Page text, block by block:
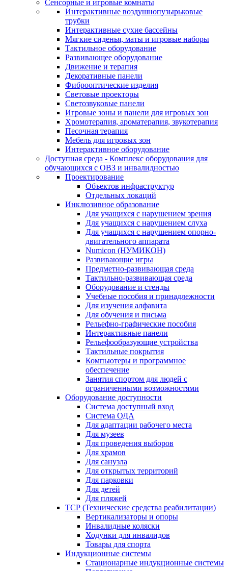
Сенсорные и игровые комнаты
Интерактивные воздушнопузырьковые
трубки
Интерактивные сухие бассейны
Мягкие сиденья, маты и игровые наборы
Тактильное оборудование
Развивающее оборудование
Движение и терапия
Декоративные панели
Фиброоптические изделия
Световые проекторы
Светозвуковые панели
Игровые зоны и панели для игровых зон
Хромотерапия, ароматерапия, звукотерапия
Песочная терапия
Мебель для игровых зон
Интерактивное оборудование
Доступная среда - Комплекс оборудования для
обучающихся с ОВЗ и инвалидностью
Проектирование
Объектов инфраструктур
Отдельных локаций
Инклюзивное образование
Для учащихся с нарушением зрения
Для учащихся с нарушением слуха
Для учащихся с нарушением опорно-
двигательного аппарата
Numicon (НУМИКОН)
Развивающие игры
Предметно-развивающая среда
Тактильно-развивающая среда
Оборудование и стенды
Учебные пособия и принадлежности
Для изучения алфавита
Для обучения и письма
Рельефно-графические пособия
Интерактивные панели
Рельефообразующие устройства
Тактильные покрытия
Компьютеры и программное
обеспечение
Занятия спортом для людей с
ограниченными возможностями
Оборудование доступности
Система доступный вход
Система ОДА
Для адаптации рабочего места
Для музеев
Для проведения выборов
Для храмов
Для санузла
Для открытых территорий
Для парковки
Для детей
Для пляжей
ТСР (Технические средства реабилитации)
Вертикализаторы и опоры
Инвалидные коляски
Ходунки для инвалидов
Товары для спорта
Индукционные системы
Стационарные индукционные системы